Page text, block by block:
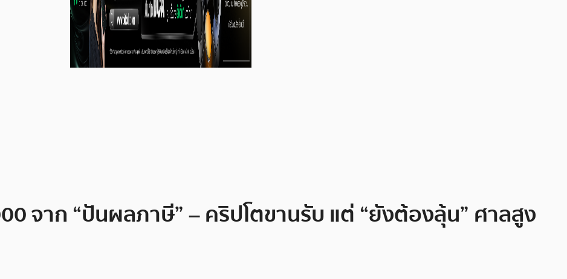
จาก “ปันผลภาษี” – คริปโตขานรับ แต่ “ยังต้องลุ้น” ศาลสูง